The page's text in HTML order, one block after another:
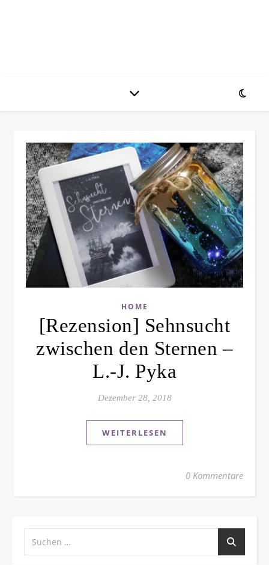
HOME
[Rezension] Sehnsucht
zwischen den Sternen –
L.-J. Pyka
Dezember 28, 2018
WEITERLESEN
0 Kommentare